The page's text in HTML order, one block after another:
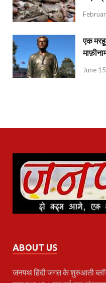
एक
June
ABOUT US
जनपथहिंदी जगत के शुरुआती